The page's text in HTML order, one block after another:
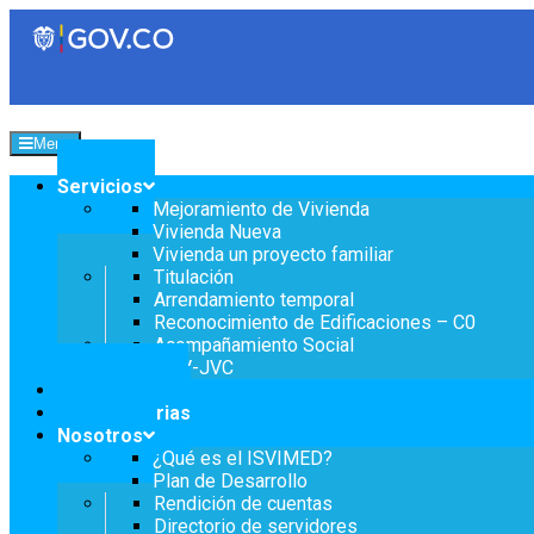
Transparencia
Servicios a la Ciudadanía
Participa
Instituto Social de Vivienda y Hábitat de
Menu
Servicios
Mejoramiento de Vivienda
Vivienda Nueva
Vivienda un proyecto familiar
Titulación
Arrendamiento temporal
Reconocimiento de Edificaciones – C0
Acompañamiento Social
OPV-JVC
Convocatorias
Nosotros
¿Qué es el ISVIMED?
Plan de Desarrollo
Rendición de cuentas
Directorio de servidores